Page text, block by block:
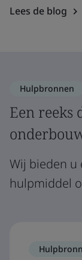
Lees de blog
Hulpbronnen
Een reeks
Wij bieden
hulpmiddel